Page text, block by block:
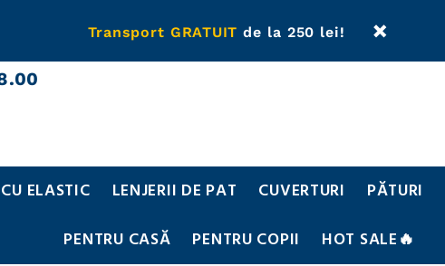
Transport GRATUIT de la 250 lei!
ELASTIC LENJERII DE PAT CUVERTURI PĂTURI
PENTRU CASĂ
PENTRU COPII HOT SALE🔥